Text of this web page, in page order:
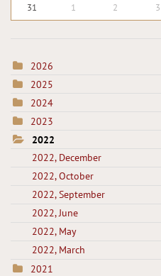
31 1 2 3
2026
2025
2024
2023
2022
2022, December
2022, October
2022, September
2022, June
2022, May
2022, March
2021